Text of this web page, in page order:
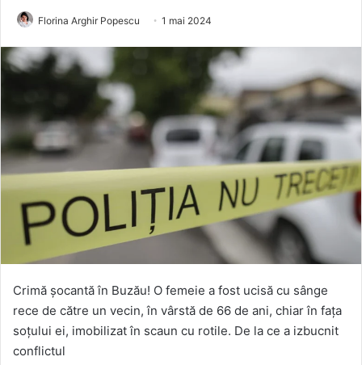
Florina Arghir Popescu 1 mai 2024
Crimă șocantă în Buzău! O femeie a fost ucisă cu sânge
rece de către un vecin, în vârstă de 66 de ani, chiar în fața
soțului ei, imobilizat în scaun cu rotile. De la ce a izbucnit
conflictul